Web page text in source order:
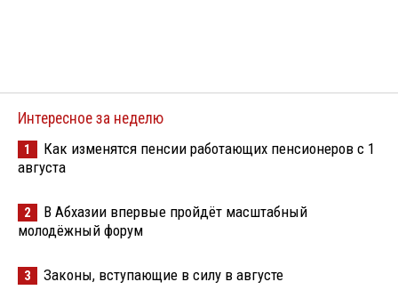
Интересное за неделю
1
Как изменятся пенсии работающих пенсионеров с 1
августа
2
В Абхазии впервые пройдёт масштабный
молодёжный форум
3 Законы, вступающие в силу в августе